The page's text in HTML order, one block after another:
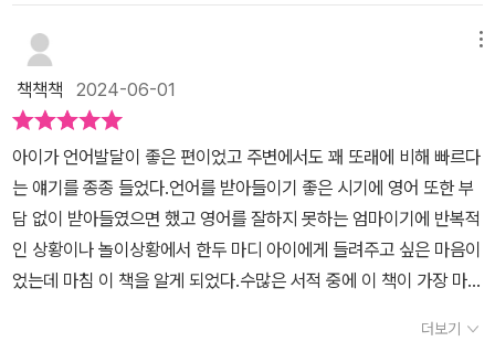
한다....그렇게 길을 잃고 시간을 보내던 중 알게 된 이 책. 미국식 영
어 놀이 방법과 함께 멘트까지 적혀 있다. 단순히 적혀있기만 한 게 아
놀이 포인트까지 알뜰살뜰하게 적혀있어서 한 번 꼼꼼히 읽어두었다
가 하원 후에 고대~로 놀아주면 된다!!! 발음이나 악센트가 어렵다면
페이지 상단에 QR코드를 찍어 음원을 들을 수도 있다. 세상에... 한
번에 다 읽을 필요도 없고, 쭉 읽어두었다가 오늘 적당한 놀이를 익혀
두고 놀아주면 되니 이 얼마나 간편한가...!!책 뒤쪽에는 QnA 페이지
가 있어 평소 궁금했던 부분도 시원하게 해결이 됐다. 놀이를 진행하
는데 아이들이 잘 따라오지 않으면 어떻게 해야 하는지, 모국어가 성
립될 때까지 기다려줘야 하는지, 이중언어 노출의 적절한 시기는 언
책책책 2024-06-01
아이가 언어발달이 좋은 편이었고 주변에서도 꽤 또래에 비해 빠르다
는 얘기를 종종 들었다.언어를 받아들이기 좋은 시기에 영어 또한 부
담 없이 받아들였으면 했고 영어를 잘하지 못하는 엄마이기에 반복적
인 상황이나 놀이상황에서 한두 마디 아이에게 들려주고 싶은 마음이
었는데 마침 이 책을 알게 되었다.수많은 서적 중에 이 책이 가장 마음
그에 맞는 영어 대화 형식- QR로 쉽게 원어민 성우의 발음이 있어 읽
더보기